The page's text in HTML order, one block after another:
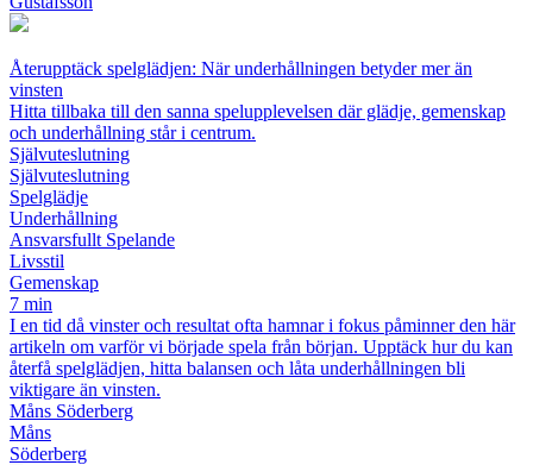
Återupptäck spelglädjen: När underhållningen betyder mer än
vinsten
Hitta tillbaka till den sanna spelupplevelsen där glädje, gemenskap
och underhållning står i centrum.
Självuteslutning
Självuteslutning
Spelglädje
Underhållning
Ansvarsfullt Spelande
Livsstil
Gemenskap
7 min
I en tid då vinster och resultat ofta hamnar i fokus påminner den här
artikeln om varför vi började spela från början. Upptäck hur du kan
återfå spelglädjen, hitta balansen och låta underhållningen bli
viktigare än vinsten.
Måns Söderberg
Måns
Söderberg